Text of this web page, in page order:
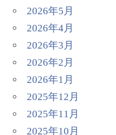
2026年5月
2026年4月
2026年3月
2026年2月
2026年1月
2025年12月
2025年11月
2025年10月